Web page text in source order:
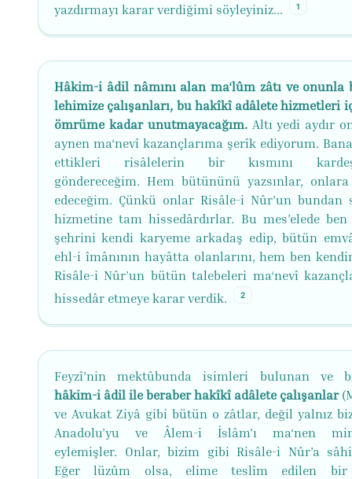
yazdırmayı karar verdiğimi söyleyiniz...
1
Hâkim-i âdil nâmını alan ma‘lûm zâtı ve onunla
lehimize çalışanları, bu hakîkî adâlete hizmetleri
ömrüme kadar unutmayacağım. Altı yedi aydır
aynen ma‘nevî kazançlarıma şerîk ediyorum.
ettikleri risâlelerin bir kısmını
göndereceğim. Hem bütününü yazsınlar,
edeceğim. Çünkü onlar Risâle-i Nûr’un bundan
hizmetine tam hissedârdırlar. Bu mes’elede
şehrini kendi karyeme arkadaş edip, bütün
ehl-i îmânının hayâtta olanlarını, hem ben
Risâle-i Nûr’un bütün talebeleri ma‘nevî
hissedâr etmeye karar verdik.
2
Feyzî’nin mektûbunda isimleri bulunan ve
hâkim-i âdil ile beraber hakîkî adâlete çalışanlar
ve Avukat Ziyâ gibi bütün o zâtlar, değil yalnız
Anadolu’yu ve Âlem-i İslâm’ı ma‘nen
eylemişler. Onlar, bizim gibi Risâle-i Nûr’a
Eğer lüzûm olsa, elime teslîm edilen bir